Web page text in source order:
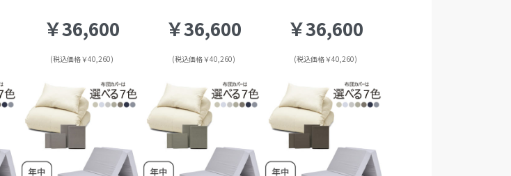
￥36,600
(税込価格￥40,260)
￥36,600
(税込価格￥40,260)
￥36,600
(税込価格￥40,260)